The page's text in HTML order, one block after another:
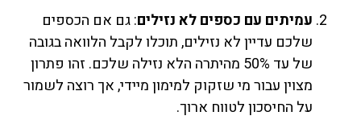
עמיתים עם כספים לא נזילים: גם אם הכספים
שלכם עדיין לא נזילים, תוכלו לקבל הלוואה בגובה
של עד 50% מהיתרה הלא נזילה שלכם. זהו פתרון
מצוין עבור מי שזקוק למימון מיידי, אך רוצה לשמור
על החיסכון לטווח ארוך.